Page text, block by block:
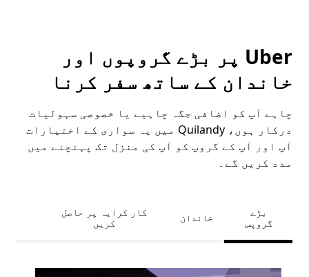
Uber پر بڑے گروپوں اور
خاندان کے ساتھ سفر کرنا
چاہے آپ کو اضافی جگہ چاہیے یا خصوصی سہولیات
درکار ہوں، Quilandy میں یہ سواری کے اختیارات
آپ اور آپ کے گروپ کو آپ کی منزل تک پہنچنے میں
مدد کریں گے۔
بڑے
گروپس
خاندان
کار کرایہ پر حاصل
کریں